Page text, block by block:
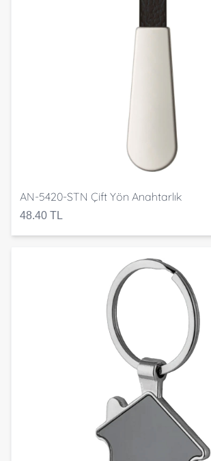
AN-5420-STN Çift Yön Anahtarlık
48.40 TL